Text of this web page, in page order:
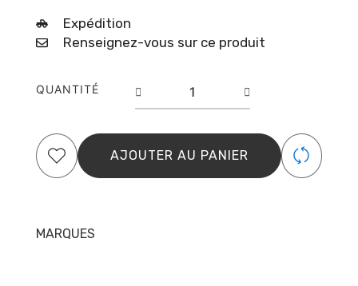
Expédition
Renseignez-vous sur ce produit
QUANTITÉ
Polish
n°004
Marshmallow
AJOUTER AU PANIER
MARQUES